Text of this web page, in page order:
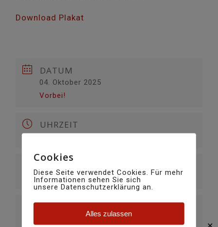
Download Plakat
DATUM
04. Oktober 2025
Vorbei!
UHRZEIT
16:00
Curaglia
täglich
Cookies
Diese Seite verwendet Cookies. Für mehr
Informationen sehen Sie sich
unsere Datenschutzerklärung an.
Alles zulassen